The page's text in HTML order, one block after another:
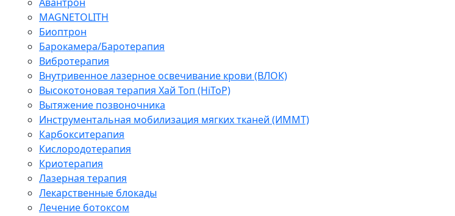
MAGNETOLITH
Биоптрон
Барокамера/Баротерапия
Вибротерапия
Внутривенное лазерное освечивание крови (ВЛОК)
Высокотоновая терапия Хай Топ (HiToP)
Вытяжение позвоночника
Инструментальная мобилизация мягких тканей (ИММТ)
Карбокситерапия
Кислородотерапия
Криотерапия
Лазерная терапия
Лекарственные блокады
Лечение ботоксом